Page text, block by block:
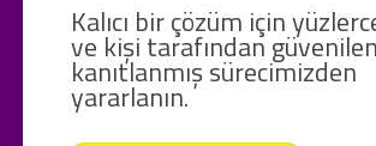
Kalıcı bir çözüm için
ve kişi tarafından
kanıtlanmış sürecimizden
yararlanın.